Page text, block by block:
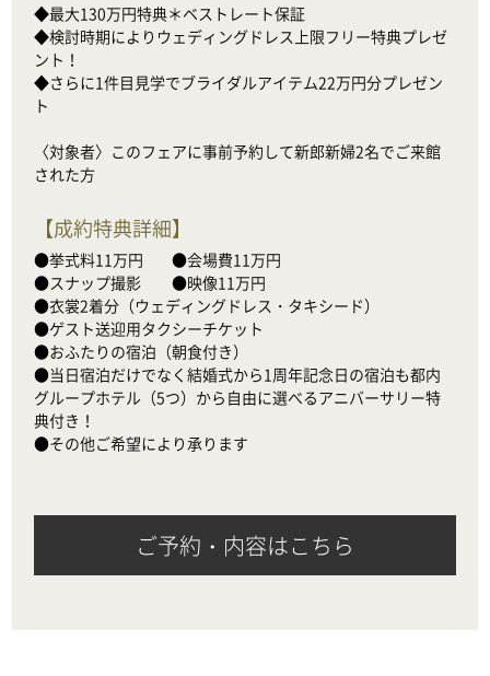
◆最大130万円特典＊ベストレート保証
◆検討時期によりウェディングドレス上限フリー特典プレゼ
ント！
◆さらに1件目見学でブライダルアイテム22万円分プレゼン
ト
〈対象者〉このフェアに事前予約して新郎新婦2名でご来館
された方
【成約特典詳細】
●挙式料11万円　    ●会場費11万円
●スナップ撮影　　●映像11万円
●衣裳2着分（ウェディングドレス・タキシード）
●ゲスト送迎用タクシーチケット
●おふたりの宿泊（朝食付き）
●当日宿泊だけでなく結婚式から1周年記念日の宿泊も都内
グループホテル（5つ）から自由に選べるアニバーサリー特
典付き！
●その他ご希望により承ります
ご予約・内容はこちら